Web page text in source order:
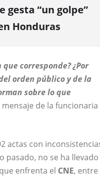
gesta “un golpe”
Honduras
corresponde? ¿Por
orden público y de la
sobre lo que
mensaje de la funcionaria
actas con
pasado, no se ha llevado
enfrenta el CNE, entre